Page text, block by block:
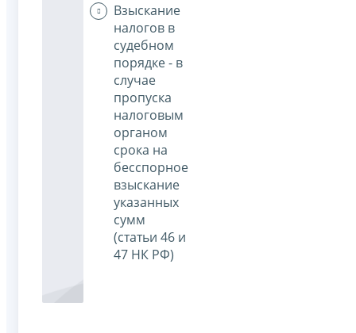
Взыскание
налогов в
судебном
порядке - в
случае
пропуска
налоговым
органом
срока на
бесспорное
взыскание
указанных
сумм
(статьи 46 и
47 НК РФ)